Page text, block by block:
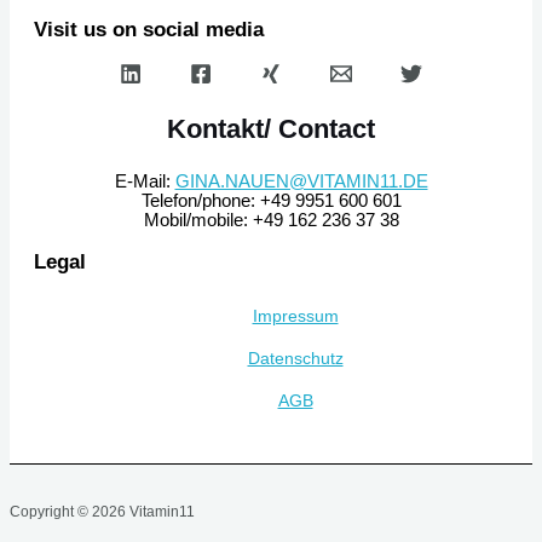
Visit us on social media
Kontakt/ Contact
E-Mail: GINA.NAUEN@VITAMIN11.DE
Telefon/phone: +49 9951 600 601
Mobil/mobile: +49 162 236 37 38
Legal
Impressum
Datenschutz
AGB
Copyright © 2026 Vitamin11